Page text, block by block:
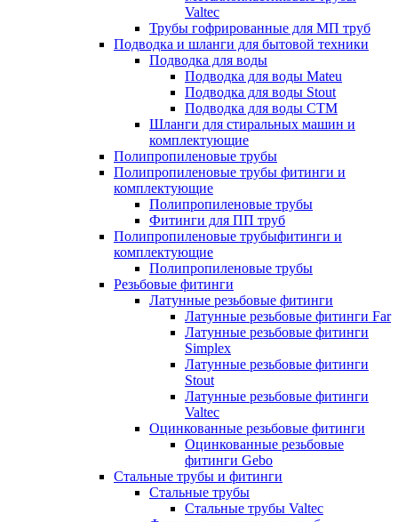
Valtec
Трубы гофрированные для МП труб
Подводка и шланги для бытовой техники
Подводка для воды
Подводка для воды Mateu
Подводка для воды Stout
Подводка для воды СТМ
Шланги для стиральных машин и
комплектующие
Полипропиленовые трубы
Полипропиленовые трубы фитинги и
комплектующие
Полипропиленовые трубы
Фитинги для ПП труб
Полипропиленовые трубыфитинги и
комплектующие
Полипропиленовые трубы
Резьбовые фитинги
Латунные резьбовые фитинги
Латунные резьбовые фитинги Far
Латунные резьбовые фитинги
Simplex
Латунные резьбовые фитинги
Stout
Латунные резьбовые фитинги
Valtec
Оцинкованные резьбовые фитинги
Оцинкованные резьбовые
фитинги Gebo
Стальные трубы и фитинги
Стальные трубы
Стальные трубы Valtec